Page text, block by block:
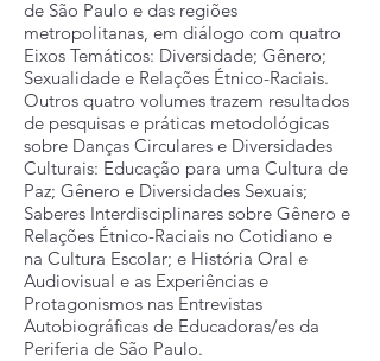
de São Paulo e das regiões
metropolitanas, em diálogo com quatro
Eixos Temáticos: Diversidade; Gênero;
Sexualidade e Relações Étnico-Raciais.
Outros quatro volumes trazem resultados
de pesquisas e práticas metodológicas
sobre Danças Circulares e Diversidades
Culturais: Educação para uma Cultura de
Paz; Gênero e Diversidades Sexuais;
Saberes Interdisciplinares sobre Gênero e
Relações Étnico-Raciais no Cotidiano e
na Cultura Escolar; e História Oral e
Audiovisual e as Experiências e
Protagonismos nas Entrevistas
Autobiográficas de Educadoras/es da
Periferia de São Paulo.